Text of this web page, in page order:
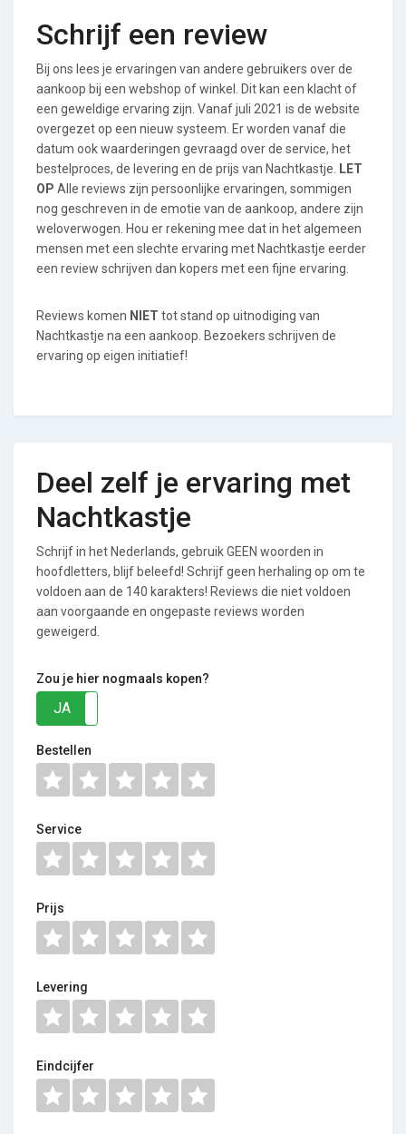
Schrijf een review
Bij ons lees je ervaringen van andere gebruikers over de
aankoop bij een webshop of winkel. Dit kan een klacht of
een geweldige ervaring zijn. Vanaf juli 2021 is de website
overgezet op een nieuw systeem. Er worden vanaf die
datum ook waarderingen gevraagd over de service, het
bestelproces, de levering en de prijs van Nachtkastje.
LET
OP Alle reviews zijn persoonlijke ervaringen, sommigen
nog geschreven in de emotie van de aankoop, andere zijn
weloverwogen. Hou er rekening mee dat in het algemeen
mensen met een slechte ervaring met Nachtkastje eerder
een review schrijven dan kopers met een fijne ervaring.
Reviews komen NIET tot stand op uitnodiging van
Nachtkastje na een aankoop. Bezoekers schrijven de
ervaring op eigen initiatief!
Deel zelf je ervaring met
Nachtkastje
Schrijf in het Nederlands, gebruik GEEN woorden in
hoofdletters, blijf beleefd! Schrijf geen herhaling op om te
voldoen aan de 140 karakters! Reviews die niet voldoen
aan voorgaande en ongepaste reviews worden
geweigerd.
Zou je hier nogmaals kopen?
JA
Bestellen
Service
Prijs
Levering
Eindcijfer